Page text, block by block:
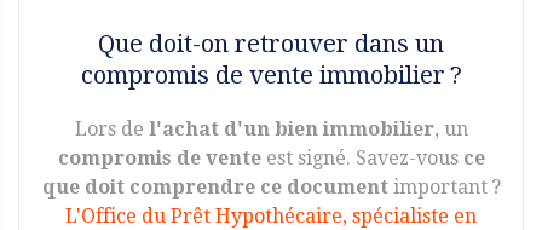
Que doit-on retrouver dans un
compromis de vente immobilier ?
Lors de l'achat d'un bien immobilier, un
compromis de venteest signé. Savez-vous ce
que doit comprendre ce documentimportant ?
L'Office du Prêt Hypothécaire, spécialiste en